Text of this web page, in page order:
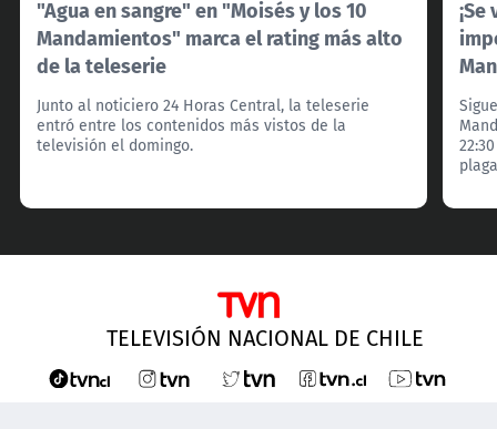
"Agua en sangre" en "Moisés y los 10
Mandamientos" marca el rating más alto
de la teleserie
Junto al noticiero 24 Horas Central, la teleserie
entró entre los contenidos más vistos de la
televisión el domingo.
TELEVISIÓN NACIONAL DE CHILE